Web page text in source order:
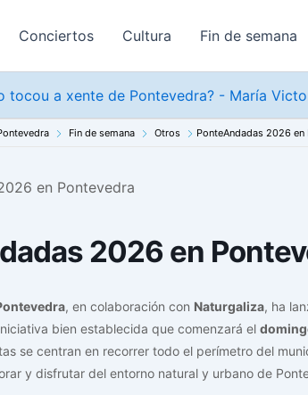
Conciertos Cultura Fin de semana
tocou a xente de Pontevedra? - María
Fin de semana Otros PonteAndadas 2026 en
2026 en
, en colaboración con Naturgaliza, ha
bien establecida que comenzará el
se centran en recorrer todo el perímetro del
y disfrutar del entorno natural y urbano de